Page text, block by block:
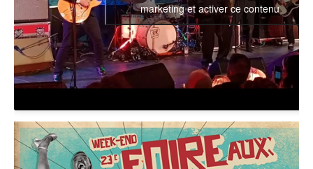
marketing et activer ce contenu